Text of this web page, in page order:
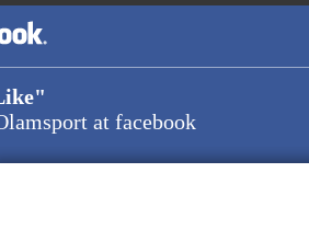
Эргашев, Уткиржон Хошимов.
Малика Анваржонова,
at facebook